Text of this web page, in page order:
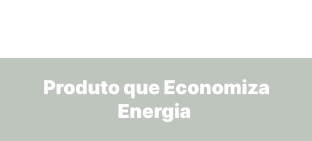
Produto que Economiza
Energia